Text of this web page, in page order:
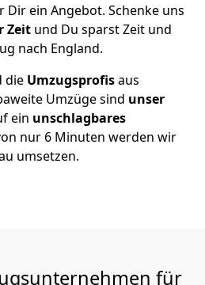
Dir ein Angebot. Schenke uns
Zeit und Du sparst Zeit und
nach England.
die Umzugsprofisaus
Umzüge sind unser
ein unschlagbares
nur 6 Minuten werden wir
umsetzen.
für